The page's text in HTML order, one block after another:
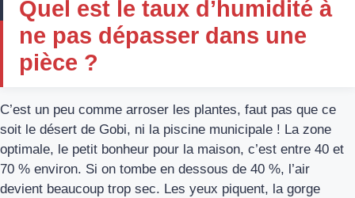
Quel est le taux d’humidité à
ne pas dépasser dans une
pièce ?
C’est un peu comme arroser les plantes, faut pas que ce
soit le désert de Gobi, ni la piscine municipale ! La zone
optimale, le petit bonheur pour la maison, c’est entre 40 et
70 % environ. Si on tombe en dessous de 40 %, l’air
devient beaucoup trop sec. Les yeux piquent, la gorge